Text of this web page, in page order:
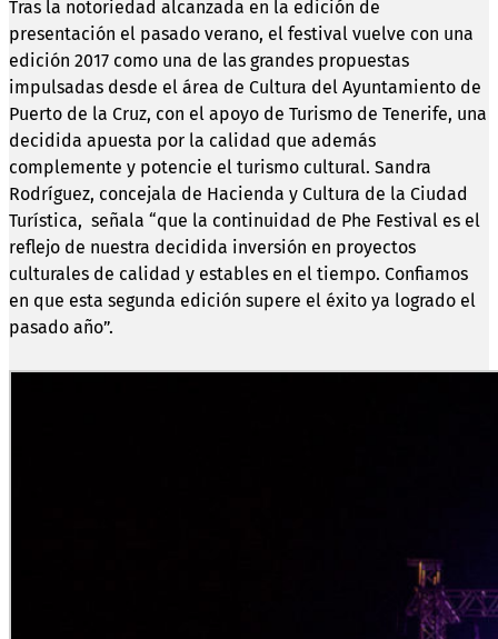
Tras la notoriedad alcanzada en la edición de
presentación el pasado verano, el festival vuelve con una
edición 2017 como una de las grandes propuestas
impulsadas desde el área de Cultura del Ayuntamiento de
Puerto de la Cruz, con el apoyo de Turismo de Tenerife, una
decidida apuesta por la calidad que además
complemente y potencie el turismo cultural. Sandra
Rodríguez, concejala de Hacienda y Cultura de la Ciudad
Turística, señala “que la continuidad de Phe Festival es el
reflejo de nuestra decidida inversión en proyectos
culturales de calidad y estables en el tiempo. Confiamos
en que esta segunda edición supere el éxito ya logrado el
pasado año”.